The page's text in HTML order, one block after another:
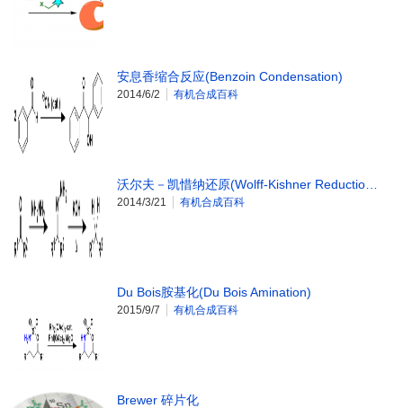
安息香缩合反应(Benzoin Condensation)
2014/6/2 有机合成百科
沃尔夫－凯惜纳还原(Wolff-Kishner Reductio…
2014/3/21 有机合成百科
Du Bois胺基化(Du Bois Amination)
2015/9/7 有机合成百科
Brewer 碎片化